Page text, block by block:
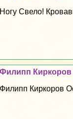
Ногу Свело!
Филипп
Филипп Киркоров